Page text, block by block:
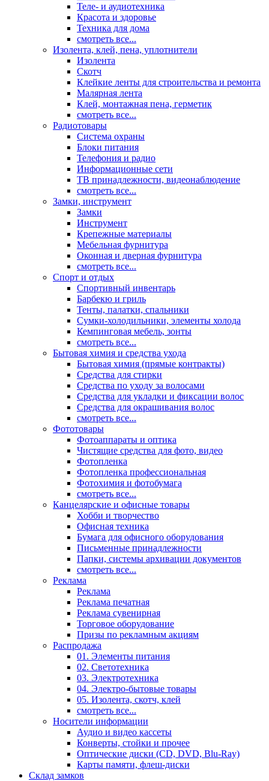
Теле- и аудиотехника
Красота и здоровье
Техника для дома
смотреть все...
Изолента, клей, пена, уплотнители
Изолента
Скотч
Клейкие ленты для строительства и ремонта
Малярная лента
Клей, монтажная пена, герметик
смотреть все...
Радиотовары
Система охраны
Блоки питания
Телефония и радио
Информационные сети
ТВ принадлежности, видеонаблюдение
смотреть все...
Замки, инструмент
Замки
Инструмент
Крепежные материалы
Мебельная фурнитура
Оконная и дверная фурнитура
смотреть все...
Спорт и отдых
Спортивный инвентарь
Барбекю и гриль
Тенты, палатки, спальники
Сумки-холодильники, элементы холода
Кемпинговая мебель, зонты
смотреть все...
Бытовая химия и средства ухода
Бытовая химия (прямые контракты)
Средства для стирки
Средства по уходу за волосами
Средства для укладки и фиксации волос
Средства для окрашивания волос
смотреть все...
Фототовары
Фотоаппараты и оптика
Чистящие средства для фото, видео
Фотопленка
Фотопленка профессиональная
Фотохимия и фотобумага
смотреть все...
Канцелярские и офисные товары
Хобби и творчество
Офисная техника
Бумага для офисного оборудования
Письменные принадлежности
Папки, системы архивации документов
смотреть все...
Реклама
Реклама
Реклама печатная
Реклама сувенирная
Торговое оборудование
Призы по рекламным акциям
Распродажа
01. Элементы питания
02. Светотехника
03. Электротехника
04. Электро-бытовые товары
05. Изолента, скотч, клей
смотреть все...
Носители информации
Аудио и видео кассеты
Конверты, стойки и прочее
Оптические диски (CD, DVD, Blu-Ray)
Карты памяти, флеш-диски
Склад замков